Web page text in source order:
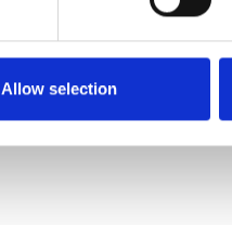
Allow selection